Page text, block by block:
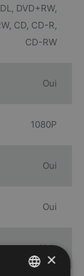
DVD+RW,
CD, CD-R,
CD-RW
Oui
1080P
Oui
Oui
Non
×